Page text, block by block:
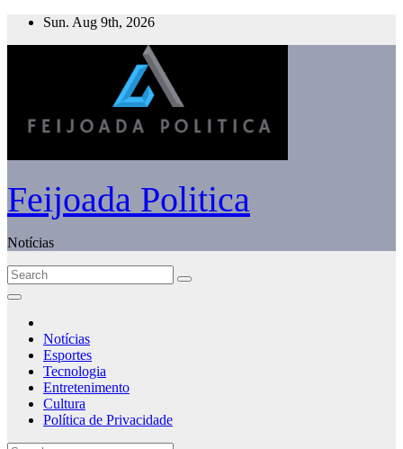
Skip
Sun. Aug 9th, 2026
Feijoada Politica
Notícias
Notícias
Esportes
Tecnologia
Entretenimento
Cultura
Política de Privacidade